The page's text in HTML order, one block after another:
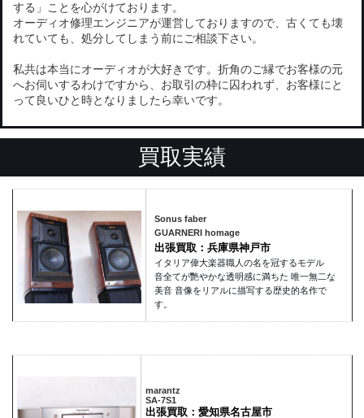
する」ことを心がけております。
オーディオ修理エンジニアが運営しておりますので、古くても壊
れていても、処分してしまう前にご相談下さい。
私共は本当にオーディオが大好きです。折角のご縁でお客様の元
へお伺いするわけですから、お取引の枠に囚われず、お客様にと
って良いひと時となりましたら幸いです。
買取実績
Sonus faber
GUARNERI homage
出張買取：兵庫県神戸市
イタリア偉大楽器職人の名を冠するモデル
音全てが艷やかな透明感に満ちた 唯一無二な
美音 音像をリアルに描写する歴史的名作で
す。
marantz
SA-7S1
出張買取：愛知県名古屋市